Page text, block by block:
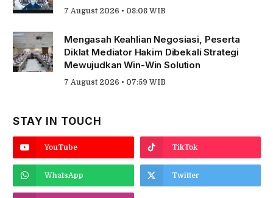
7 August 2026 • 08:08 WIB
Mengasah Keahlian Negosiasi, Peserta
Diklat Mediator Hakim Dibekali Strategi
Mewujudkan Win-Win Solution
7 August 2026 • 07:59 WIB
STAY IN TOUCH
YouTube TikTok
WhatsApp Twitter